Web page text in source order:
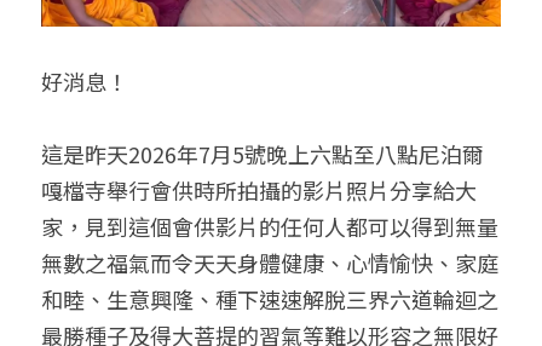
好消息！
這是昨天2026年7月5號晚上六點至八點尼泊爾
嘎檔寺舉行會供時所拍攝的影片照片分享給大
家，見到這個會供影片的任何人都可以得到無量
無數之福氣而令天天身體健康、心情愉快、家庭
和睦、生意興隆、種下速速解脫三界六道輪迴之
最勝種子及得大菩提的習氣等難以形容之無限好